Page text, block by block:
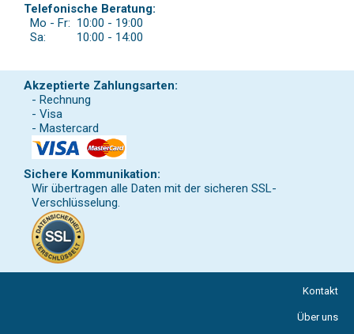
Telefonische Beratung:
Mo - Fr: 10:00 - 19:00
Sa:
10:00 - 14:00
Akzeptierte Zahlungsarten:
- Rechnung
- Visa
- Mastercard
Sichere Kommunikation:
Wir übertragen alle Daten mit der sicheren SSL-
Verschlüsselung.
Kontakt
Über uns